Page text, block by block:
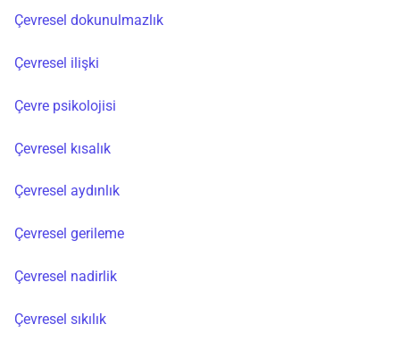
Çevresel dokunulmazlık
Çevresel ilişki
Çevre psikolojisi
Çevresel kısalık
Çevresel aydınlık
Çevresel gerileme
Çevresel nadirlik
Çevresel sıkılık